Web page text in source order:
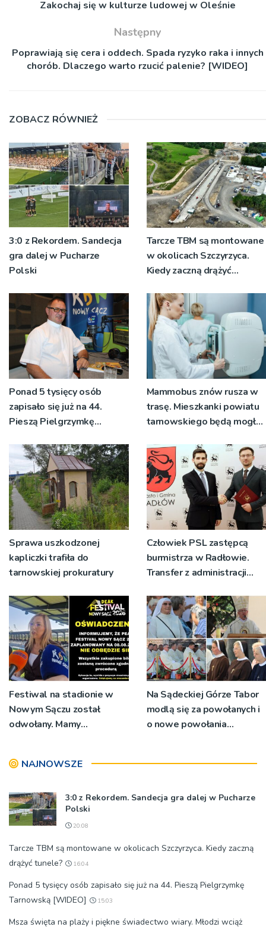
Zakochaj się w kulturze ludowej w Oleśnie
Następny
Poprawiają się cera i oddech. Spada ryzyko raka i innych
chorób. Dlaczego warto rzucić palenie? [WIDEO]
ZOBACZ RÓWNIEŻ
3:0 z Rekordem. Sandecja
gra dalej w Pucharze
Polski
Tarcze TBM są montowane
w okolicach Szczyrzyca.
Kiedy zaczną drążyć
Ponad 5 tysięcy osób
zapisało się już na 44.
Pieszą Pielgrzymkę
Mammobus znów rusza w
trasę. Mieszkanki powiatu
tarnowskiego będą mogły
badania
Sprawa uszkodzonej
kapliczki trafiła do
tarnowskiej prokuratury
Człowiek PSL zastępcą
burmistrza w Radłowie.
Transfer z administracji
samorządowej
Festiwal na stadionie w
Nowym Sączu został
odwołany. Mamy
Na Sądeckiej Górze Tabor
modlą się za powołanych i
o nowe powołania
NAJNOWSZE
3:0 z Rekordem. Sandecja gra dalej w Pucharze
Polski
20:08
Tarcze TBM są montowane w okolicach Szczyrzyca. Kiedy zaczną
drążyć tunele?
16:04
Ponad 5 tysięcy osób zapisało się już na 44. Pieszą Pielgrzymkę
Tarnowską [WIDEO]
15:03
Msza święta na plaży i piękne świadectwo wiary. Młodzi wciąż